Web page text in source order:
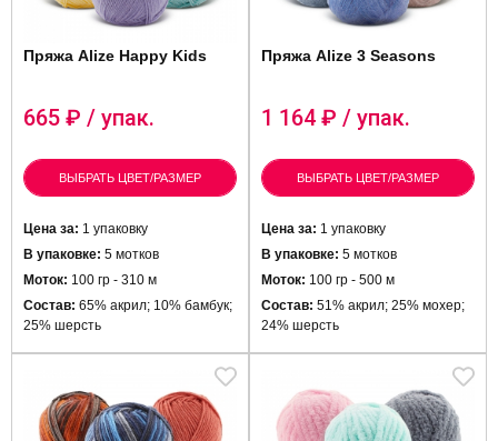
Пряжа Alize Happy Kids
665 ₽ / упак.
ВЫБРАТЬ ЦВЕТ/РАЗМЕР
Цена за: 1 упаковку
В упаковке: 5 мотков
Моток: 100 гр - 310 м
Состав: 65% акрил; 10% бамбук;
25% шерсть
Пряжа Alize 3 Seasons
1 164 ₽ / упак.
ВЫБРАТЬ ЦВЕТ/РАЗМЕР
Цена за: 1 упаковку
В упаковке: 5 мотков
Моток: 100 гр - 500 м
Состав: 51% акрил; 25% мохер;
24% шерсть